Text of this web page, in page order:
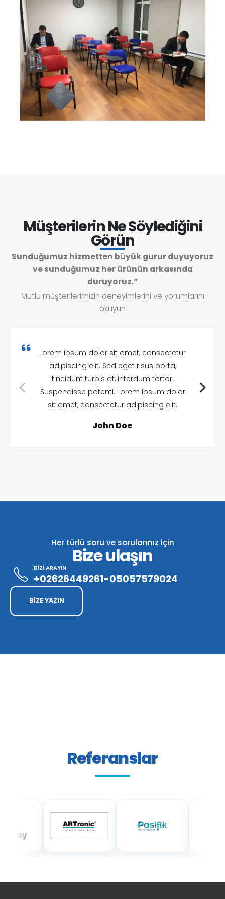
Müşterilerin Ne Söylediğini
Görün
Sunduğumuz hizmetten büyük gurur duyuyoruz
ve sunduğumuz her ürünün arkasında
duruyoruz.”
Mutlu müşterilerimizin deneyimlerini ve yorumlarını
okuyun
Lorem ipsum dolor sit amet, consectetur
adipiscing elit. Sed eget risus porta,
tincidunt turpis at, interdum tortor.
Suspendisse potenti. Lorem ipsum dolor
sit amet, consectetur adipiscing elit.
John Doe
Her türlü soru ve sorularınız için
Bize ulaşın
BİZİ ARAYIN
+02626449261-05057579024
BİZE YAZIN
Referanslar